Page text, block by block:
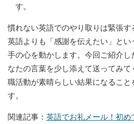
す。
慣れない英語でのやり取りは緊張
英語よりも「感謝を伝えたい」と
手の心を動かします。今回ご紹介
なたの言葉を少し添えて送ってみ
職活動が素晴らしい結果になること
す。
関連記事： 英語でお礼メール！初